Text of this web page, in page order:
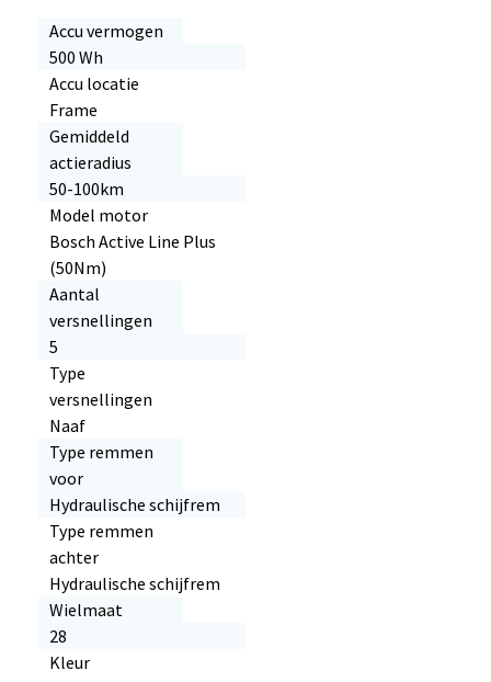
Accu vermogen
500 Wh
Accu locatie
Frame
Gemiddeld
actieradius
50-100km
Model motor
Bosch Active Line Plus
(50Nm)
Aantal
versnellingen
5
Type
versnellingen
Naaf
Type remmen
voor
Hydraulische schijfrem
Type remmen
achter
Hydraulische schijfrem
Wielmaat
28
Kleur